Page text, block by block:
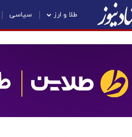
طلا و ارز سیاسی